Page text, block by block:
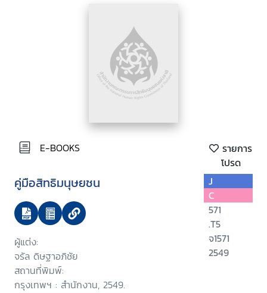
E-BOOKS
รายการ
โปรด
คู่มือสิทธิมนุษยชน
ผู้แต่ง:
จรัล ดิษฐาอภิชัย
สถานที่พิมพ์:
กรุงเทพฯ : สำนักงาน, 2549.
J
C
571
.T5
จ1571
2549